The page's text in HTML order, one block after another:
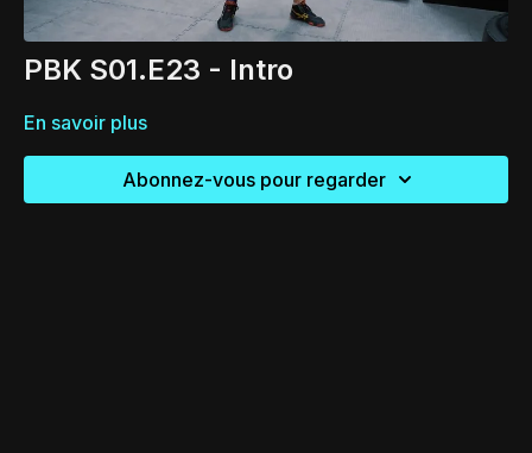
PBK S01.E23 - Intro
En savoir plus
Abonnez-vous pour regarder